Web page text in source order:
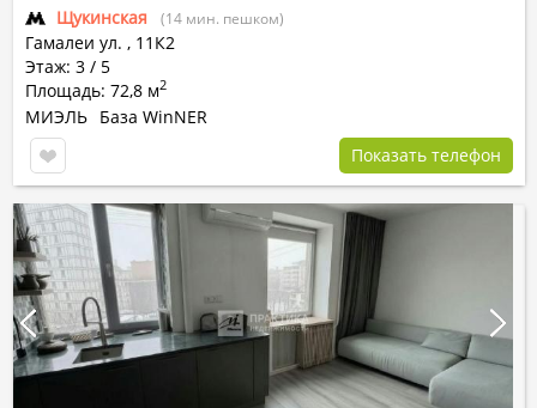
Щукинская (14 мин. пешком)
Гамалеи ул. , 11К2
Этаж: 3 / 5
Площадь: 72,8 м2
МИЭЛЬ База WinNER
Показать телефон